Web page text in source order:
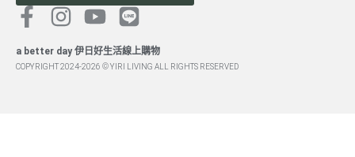
a better day 伊日好生活線上購物
COPYRIGHT 2024-2026 © YIRI LIVING ALL RIGHTS RESERVED